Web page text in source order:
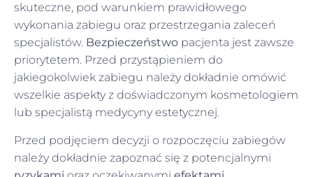
skuteczne, pod warunkiem prawidłowego
wykonania zabiegu oraz przestrzegania zaleceń
specjalistów. Bezpieczeństwo pacjenta jest zawsze
priorytetem. Przed przystąpieniem do
jakiegokolwiek zabiegu należy dokładnie omówić
wszelkie aspekty z doświadczonym kosmetologiem
lub specjalistą medycyny estetycznej.
Przed podjęciem decyzji o rozpoczęciu zabiegów
należy dokładnie zapoznać się z potencjalnymi